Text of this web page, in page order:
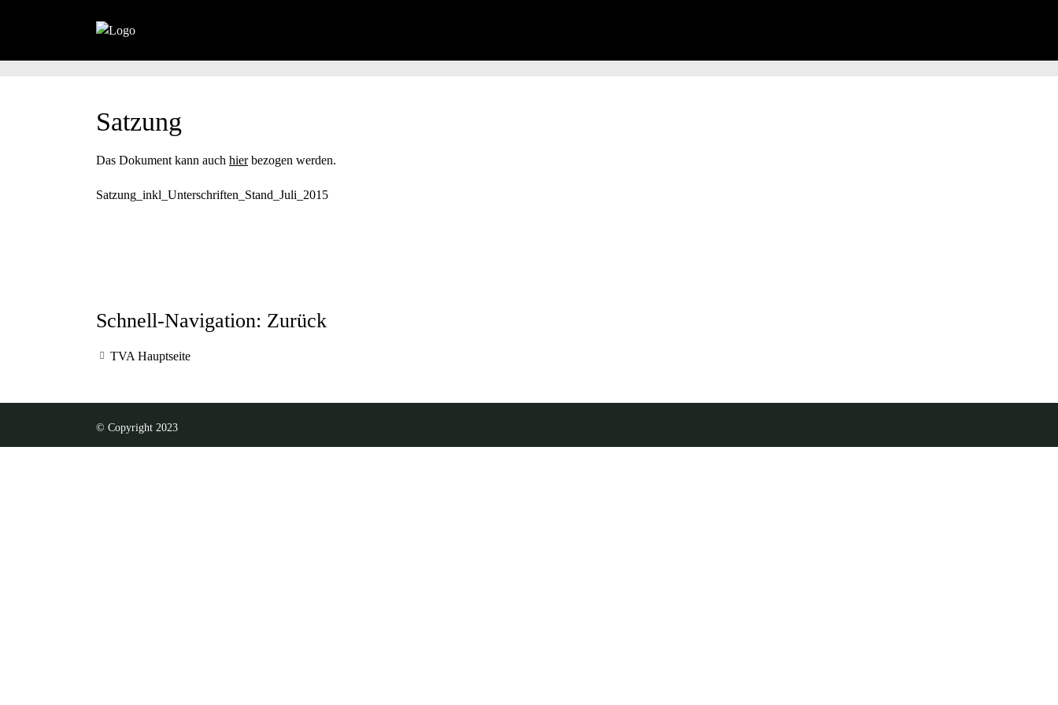
Satzung
Das Dokument kann auch hierbezogen werden.
Satzung_inkl_Unterschriften_Stand_Juli_2015
Schnell-Navigation: Zurück
TVA Hauptseite
© Copyright 2023